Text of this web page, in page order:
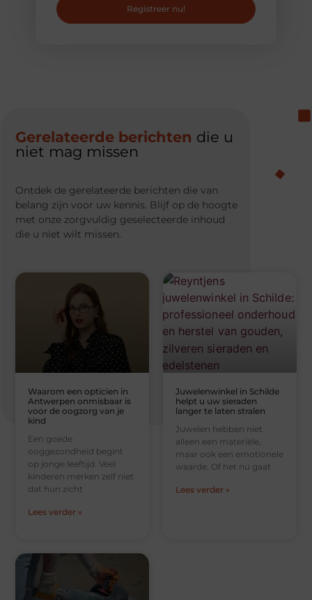
Registreer nu!
Gerelateerde berichten die u
niet mag missen
Ontdek de gerelateerde berichten die van
belang zijn voor uw kennis. Blijf op de hoogte
met onze zorgvuldig geselecteerde inhoud
die u niet wilt missen.
Waarom een opticien in
Antwerpen onmisbaar is
voor de oogzorg van je
kind
Een goede
ooggezondheid begint
op jonge leeftijd. Veel
kinderen merken zelf niet
dat hun zicht
Lees verder »
Juwelenwinkel in Schilde
helpt u uw sieraden
langer te laten stralen
Juwelen hebben niet
alleen een materiële,
maar ook een emotionele
waarde. Of het nu gaat
Lees verder »